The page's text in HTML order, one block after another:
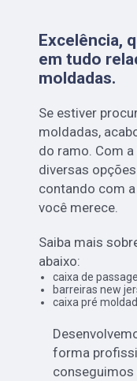
Excelência,
em tudo
moldadas.
Se estiver
moldadas,
do ramo. Com
diversas
contando com
você merece.
Saiba mais
abaixo:
caixa de
barreiras new
caixa pré
forma